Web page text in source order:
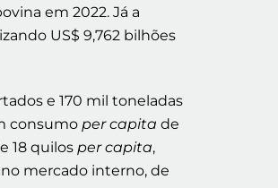
em 2022. Já a
US$ 9,762 bilhões
e 170 mil toneladas
consumo per capita de
18 quilos per capita,
mercado interno, de